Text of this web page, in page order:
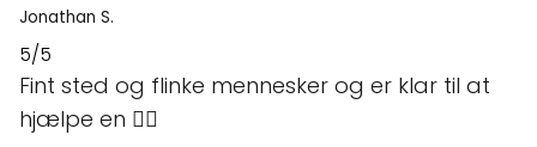
Jonathan S.
5/5
Fint sted og flinke mennesker og er klar til at
hjælpe en 👍🏼